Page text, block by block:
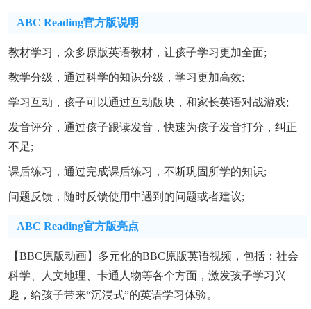
ABC Reading官方版说明
教材学习，众多原版英语教材，让孩子学习更加全面;
教学分级，通过科学的知识分级，学习更加高效;
学习互动，孩子可以通过互动版块，和家长英语对战游戏;
发音评分，通过孩子跟读发音，快速为孩子发音打分，纠正
不足;
课后练习，通过完成课后练习，不断巩固所学的知识;
问题反馈，随时反馈使用中遇到的问题或者建议;
ABC Reading官方版亮点
【BBC原版动画】多元化的BBC原版英语视频，包括：社会
科学、人文地理、卡通人物等各个方面，激发孩子学习兴
趣，给孩子带来“沉浸式”的英语学习体验。